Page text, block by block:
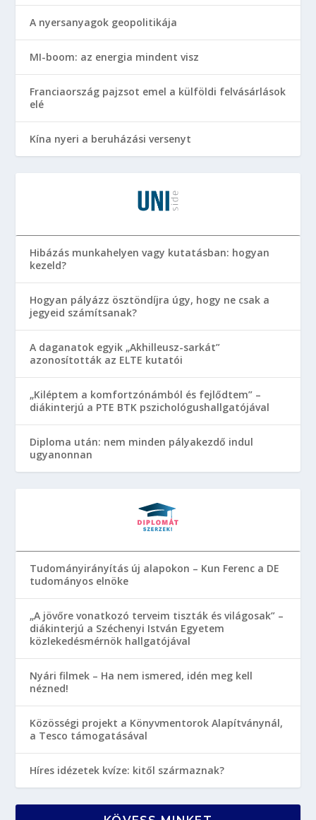
A nyersanyagok geopolitikája
MI-boom: az energia mindent visz
Franciaország pajzsot emel a külföldi felvásárlások
elé
Kína nyeri a beruházási versenyt
Hibázás munkahelyen vagy kutatásban: hogyan
kezeld?
Hogyan pályázz ösztöndíjra úgy, hogy ne csak a
jegyeid számítsanak?
A daganatok egyik „Akhilleusz-sarkát”
azonosították az ELTE kutatói
„Kiléptem a komfortzónámból és fejlődtem” –
diákinterjú a PTE BTK pszichológushallgatójával
Diploma után: nem minden pályakezdő indul
ugyanonnan
Tudományirányítás új alapokon – Kun Ferenc a DE
tudományos elnöke
„A jövőre vonatkozó terveim tiszták és világosak” –
diákinterjú a Széchenyi István Egyetem
közlekedésmérnök hallgatójával
Nyári filmek – Ha nem ismered, idén meg kell
nézned!
Közösségi projekt a Könyvmentorok Alapítványnál,
a Tesco támogatásával
Híres idézetek kvíze: kitől származnak?